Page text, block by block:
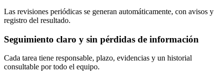
Las revisiones periódicas se generan automáticamente, con avisos y
registro del resultado.
Seguimiento claro y sin pérdidas de información
Cada tarea tiene responsable, plazo, evidencias y un historial
consultable por todo el equipo.